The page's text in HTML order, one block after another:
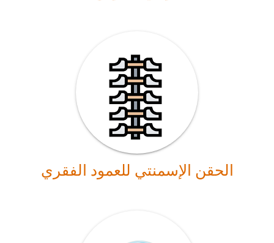
الحقن الإسمنتي للعمود الفقري